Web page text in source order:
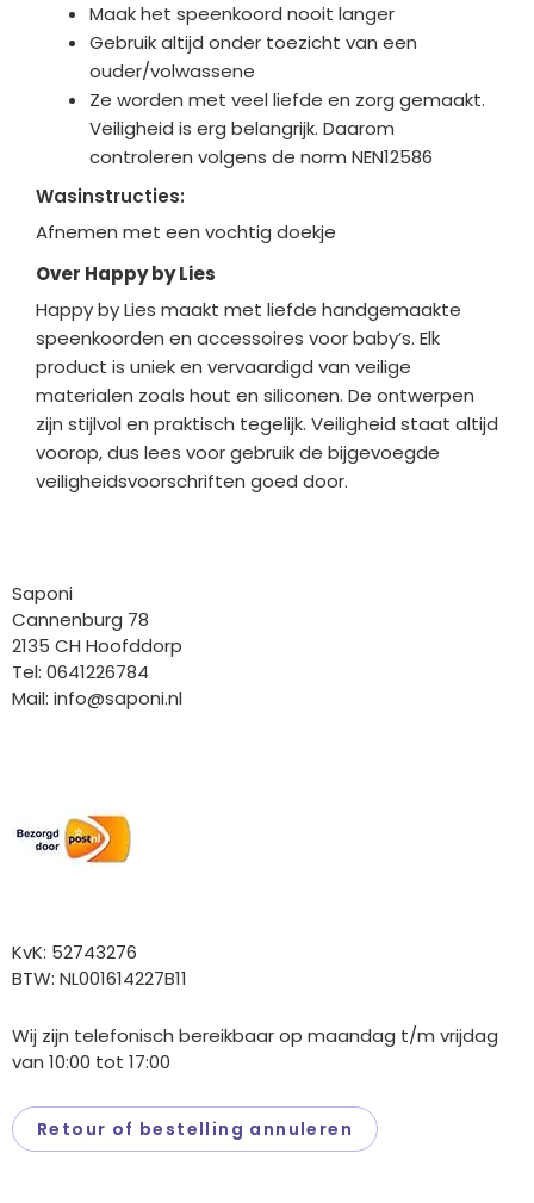
Maak het speenkoord nooit langer
Gebruik altijd onder toezicht van een
ouder/volwassene
Ze worden met veel liefde en zorg gemaakt.
Veiligheid is erg belangrijk. Daarom
controleren volgens de norm NEN12586
Wasinstructies:
Afnemen met een vochtig doekje
Over Happy by Lies
Happy by Lies maakt met liefde handgemaakte
speenkoorden en accessoires voor baby’s. Elk
product is uniek en vervaardigd van veilige
materialen zoals hout en siliconen. De ontwerpen
zijn stijlvol en praktisch tegelijk. Veiligheid staat altijd
voorop, dus lees voor gebruik de bijgevoegde
veiligheidsvoorschriften goed door.
Saponi
Cannenburg 78
2135 CH Hoofddorp
Tel: 0641226784
Mail: info@saponi.nl
KvK: 52743276
BTW: NL001614227B11
Wij zijn telefonisch bereikbaar op maandag t/m vrijdag
van 10:00 tot 17:00
Retour of bestelling annuleren